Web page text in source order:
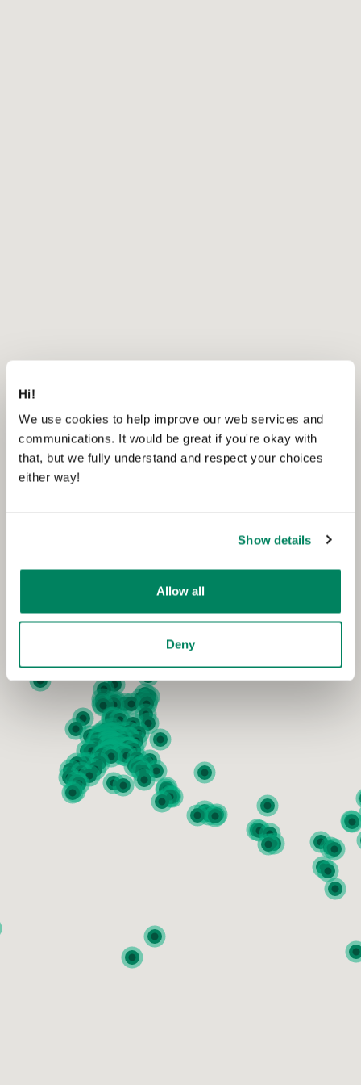
Hi!
We use cookies to help improve our web services and
communications. It would be great if you're okay with
that, but we fully understand and respect your choices
either way!
Show details
Allow all
Deny